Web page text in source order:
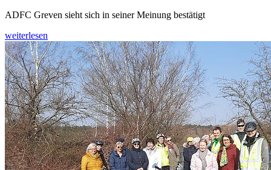
ADFC Greven sieht sich in seiner Meinung bestätigt
weiterlesen